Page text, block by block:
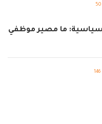
50
ما مصير موظفي
146